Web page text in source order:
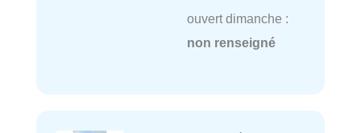
ouvert dimanche :
non renseigné